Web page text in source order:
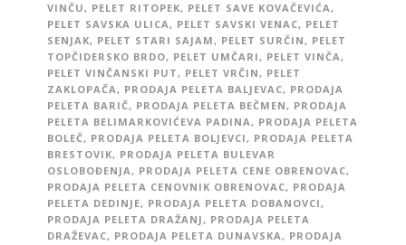
VINČU, PELET RITOPEK, PELET SAVE KOVAČEVIĆA,
PELET SAVSKA ULICA, PELET SAVSKI VENAC, PELET
SENJAK, PELET STARI SAJAM, PELET SURČIN, PELET
TOPČIDERSKO BRDO, PELET UMČARI, PELET VINČA,
PELET VINČANSKI PUT, PELET VRČIN, PELET
ZAKLOPAČA, PRODAJA PELETA BALJEVAC, PRODAJA
PELETA BARIČ, PRODAJA PELETA BEČMEN, PRODAJA
PELETA BELIMARKOVIĆEVA PADINA, PRODAJA PELETA
BOLEČ, PRODAJA PELETA BOLJEVCI, PRODAJA PELETA
BRESTOVIK, PRODAJA PELETA BULEVAR
OSLOBOĐENJA, PRODAJA PELETA CENE OBRENOVAC,
PRODAJA PELETA CENOVNIK OBRENOVAC, PRODAJA
PELETA DEDINJE, PRODAJA PELETA DOBANOVCI,
PRODAJA PELETA DRAŽANJ, PRODAJA PELETA
DRAŽEVAC, PRODAJA PELETA DUNAVSKA, PRODAJA